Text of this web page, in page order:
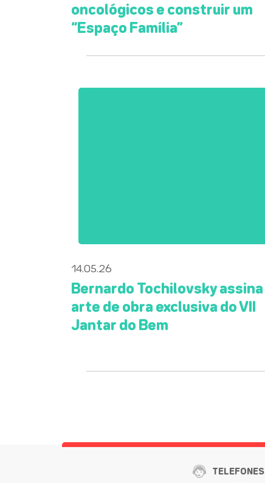
oncológicos e construir um
“Espaço Família”
14.05.26
Bernardo Tochilovsky assina
arte de obra exclusiva do VII
Jantar do Bem
TELEFONES